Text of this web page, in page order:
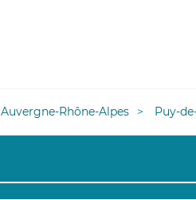
Auvergne-Rhône-Alpes Puy-